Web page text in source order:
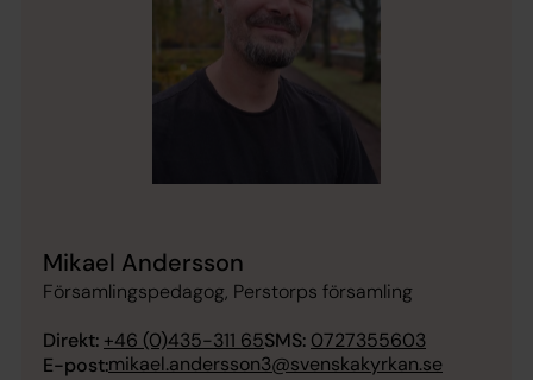
Mikael Andersson
Församlingspedagog, Perstorps församling
Direkt: +46 (0)435-311 65SMS: 0727355603
E-post:mikael.andersson3@svenskakyrkan.se